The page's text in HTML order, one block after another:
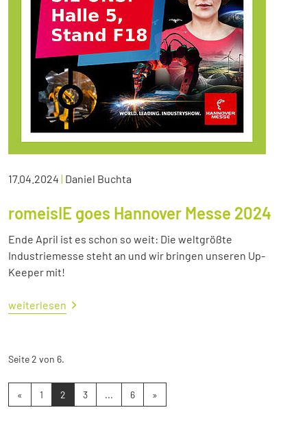
17.04.2024 | Daniel Buchta
romeisIE goes Hannover Messe 2024
Ende April ist es schon so weit: Die weltgrößte
Industriemesse steht an und wir bringen unseren Up-
Keeper mit!
weiterlesen
Seite 2 von 6.
« 1 2 3 ... 6 »